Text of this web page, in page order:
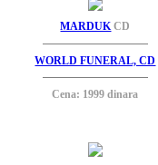
MARDUKCD
WORLD FUNERAL, CD
Cena: 1999 dinara